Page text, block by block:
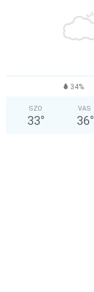
34%
SZO
33°
VAS
36°